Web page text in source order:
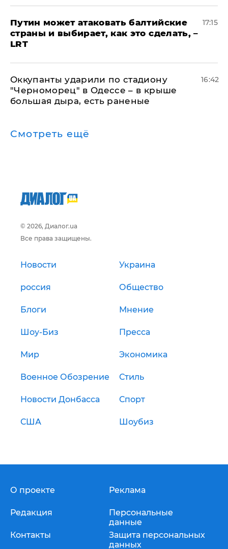
Путин может атаковать балтийские
страны и выбирает, как это сделать, –
LRT
17:15
Оккупанты ударили по стадиону
"Черноморец" в Одессе – в крыше
большая дыра, есть раненые
16:42
Смотреть ещё
© 2026, Диалог.ua
Все права защищены.
Новости Украина
россия Общество
Блоги Мнение
Шоу-Биз Пресса
Мир Экономика
Военное Обозрение Стиль
Новости Донбасса Спорт
США Шоубиз
О проекте
Редакция
Контакты
Реклама
Персональные
данные
Защита персональных
данных